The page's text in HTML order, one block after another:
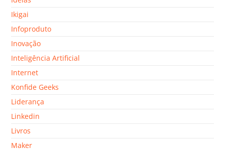
Ikigai
Infoproduto
Inovação
Inteligência Artificial
Internet
Konfide Geeks
Liderança
Linkedin
Livros
Maker